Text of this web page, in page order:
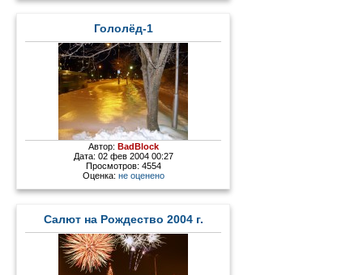
Гололёд-1
Автор: BadBlock
Дата: 02 фев 2004 00:27
Просмотров: 4554
Оценка: не оценено
Салют на Рождество 2004 г.